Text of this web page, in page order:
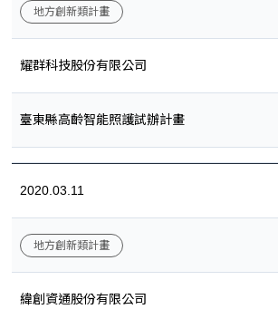
地方創新類計畫
耀群科技股份有限公司
臺東縣高齡智能照護試辦計畫
2020.03.11
地方創新類計畫
緯創資通股份有限公司